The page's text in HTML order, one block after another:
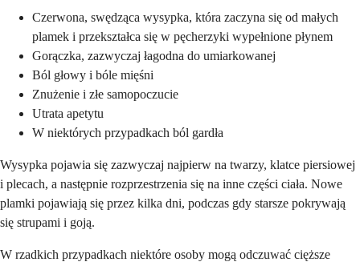
Czerwona, swędząca wysypka, która zaczyna się od małych
plamek i przekształca się w pęcherzyki wypełnione płynem
Gorączka, zazwyczaj łagodna do umiarkowanej
Ból głowy i bóle mięśni
Znużenie i złe samopoczucie
Utrata apetytu
W niektórych przypadkach ból gardła
Wysypka pojawia się zazwyczaj najpierw na twarzy, klatce piersiowej
i plecach, a następnie rozprzestrzenia się na inne części ciała. Nowe
plamki pojawiają się przez kilka dni, podczas gdy starsze pokrywają
się strupami i goją.
W rzadkich przypadkach niektóre osoby mogą odczuwać cięższe